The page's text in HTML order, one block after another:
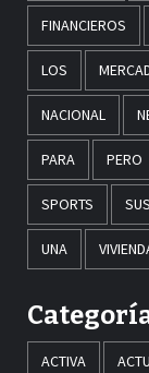
FINANCIEROS
LOS
NACIONAL
PARA PERO
SPORTS SUS
UNA
ACTIVA